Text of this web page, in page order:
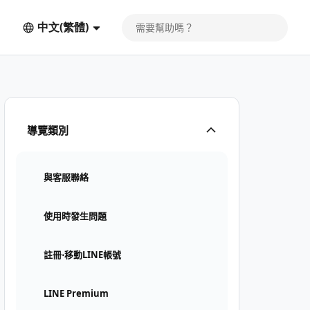
中文(繁體)
導覽類別
與客服聯絡
使用時發生問題
註冊⋅移動LINE帳號
LINE Premium